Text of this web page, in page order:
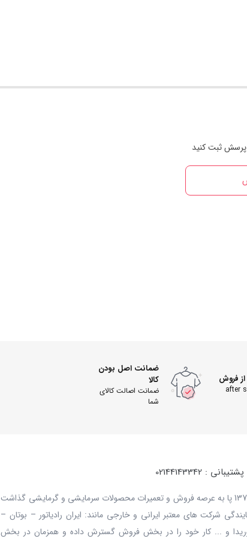
ثبت کنید
فروش
after
ضمانت اصل بودن
کالا
ضمانت اصالت کالای
شما
: 02144143342
مجموعه آذر صبا در سال 1378 پا به عرصه فروش و تعمیرات محصولات سرمایشی و گرمایشی گذاشت
شرکت های معتبر ایرانی و خارجی مانند: ایران رادیاتور – بوتان –
و ... کار خود را در بخش فروش گسترش داده و همزمان در بخش